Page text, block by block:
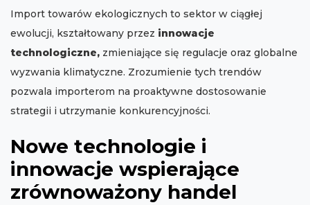
Import towarów ekologicznych to sektor w ciągłej
ewolucji, kształtowany przez innowacje
technologiczne, zmieniające się regulacje oraz globalne
wyzwania klimatyczne. Zrozumienie tych trendów
pozwala importerom na proaktywne dostosowanie
strategii i utrzymanie konkurencyjności.
Nowe technologie i
innowacje wspierające
zrównoważony handel